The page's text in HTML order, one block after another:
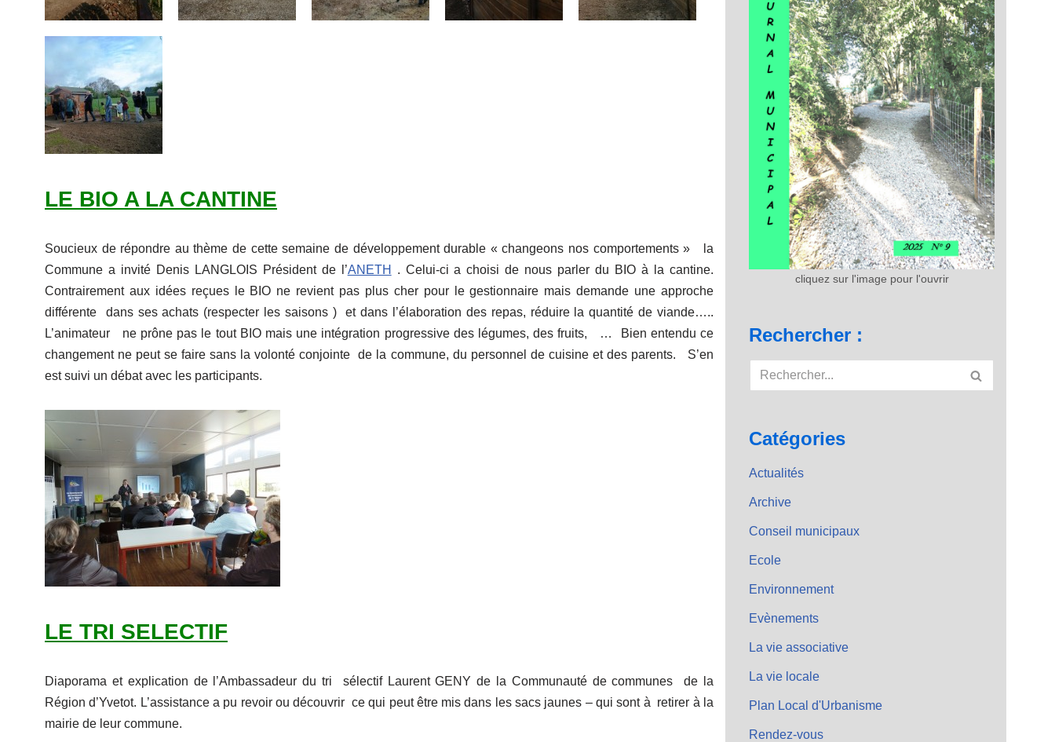
LE BIO A LA CANTINE
Soucieux de répondre au thème de cette semaine de développement durable « changeons nos comportements » la
Commune a invité Denis LANGLOIS Président de l’ANETH
. Celui-ci a choisi de nous parler du BIO à la cantine.
Contrairement aux idées reçues le BIO ne revient pas plus cher pour le gestionnaire mais demande une approche
différente dans ses achats (respecter les saisons ) et dans l’élaboration des repas, réduire la quantité de viande…..
L’animateur ne prône pas le tout BIO mais une intégration progressive des légumes, des fruits, … Bien entendu ce
changement ne peut se faire sans la volonté conjointe de la commune, du personnel de cuisine et des parents. S’en
est suivi un débat avec les participants.
LE TRI SELECTIF
Diaporama et explication de l’Ambassadeur du tri sélectif Laurent GENY de la Communauté de communes de la
Région d’Yvetot. L’assistance a pu revoir ou découvrir ce qui peut être mis dans les sacs jaunes – qui sont à retirer à la
mairie de leur commune.
cliquez sur l'image pour l'ouvrir
Rechercher :
Catégories
Actualités
Archive
Conseil municipaux
Ecole
Environnement
Evènements
La vie associative
La vie locale
Plan Local d'Urbanisme
Rendez-vous